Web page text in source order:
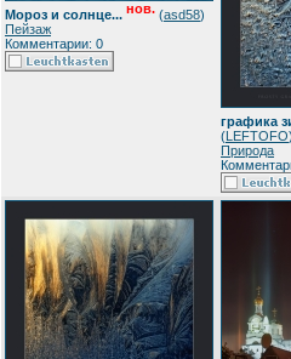
Мороз и солнце... нов. (asd58)
Пейзаж
Комментарии: 0
графика
(LEFTOFO
Природа